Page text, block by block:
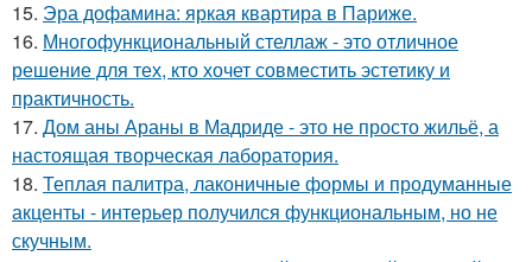
15. Эра дофамина: яркая квартира в Париже.
16. Многофункциональный стеллаж - это отличное
решение для тех, кто хочет совместить эстетику и
практичность.
17. Дом аны Араны в Мадриде - это не просто жильё, а
настоящая творческая лаборатория.
18. Теплая палитра, лаконичные формы и продуманные
акценты - интерьер получился функциональным, но не
скучным.